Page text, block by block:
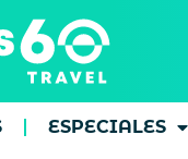
ESPECIALES